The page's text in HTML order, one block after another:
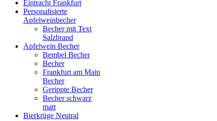
Eintracht Frankfurt
Personalisierte
Apfelweinbecher
Becher mit Text
Salzbrand
Apfelwein Becher
Bembel Becher
Becher
Frankfurt am Main
Becher
Gerippte Becher
Becher schwarz
matt
Bierkrüge Neutral